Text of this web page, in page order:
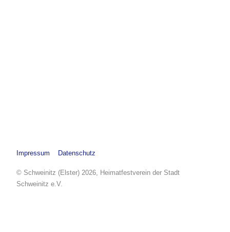
Impressum Datenschutz
© Schweinitz (Elster) 2026, Heimatfestverein der Stadt
Schweinitz e.V.